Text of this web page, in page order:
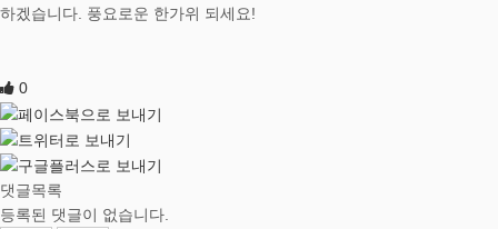
하겠습니다. 풍요로운 한가위 되세요!
0
댓글목록
등록된 댓글이 없습니다.